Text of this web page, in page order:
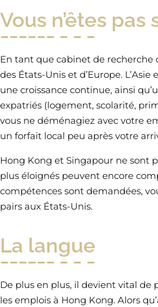
Vous n’êtes pas
En tant que cabinet de recherche
des États-Unis et d’Europe.
une croissance continue, ainsi
expatriés (logement, scolarité,
vous ne déménagiez avec votre
un forfait local peu après votre
Hong Kong et Singapour ne sont
plus éloignés peuvent encore
compétences sont demandées,
pairs aux États-Unis.
La langue
De plus en plus, il devient vital de
les emplois à Hong Kong. Alors